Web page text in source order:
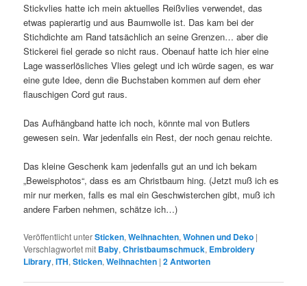
Stickvlies hatte ich mein aktuelles Reißvlies verwendet, das
etwas papierartig und aus Baumwolle ist. Das kam bei der
Stichdichte am Rand tatsächlich an seine Grenzen… aber die
Stickerei fiel gerade so nicht raus. Obenauf hatte ich hier eine
Lage wasserlösliches Vlies gelegt und ich würde sagen, es war
eine gute Idee, denn die Buchstaben kommen auf dem eher
flauschigen Cord gut raus.
Das Aufhängband hatte ich noch, könnte mal von Butlers
gewesen sein. War jedenfalls ein Rest, der noch genau reichte.
Das kleine Geschenk kam jedenfalls gut an und ich bekam
„Beweisphotos“, dass es am Christbaum hing. (Jetzt muß ich es
mir nur merken, falls es mal ein Geschwisterchen gibt, muß ich
andere Farben nehmen, schätze ich…)
Veröffentlicht unterSticken,Weihnachten,Wohnen und Deko |
Verschlagwortet mit Baby,Christbaumschmuck, Embroidery
Library,ITH,Sticken,Weihnachten |2Antworten